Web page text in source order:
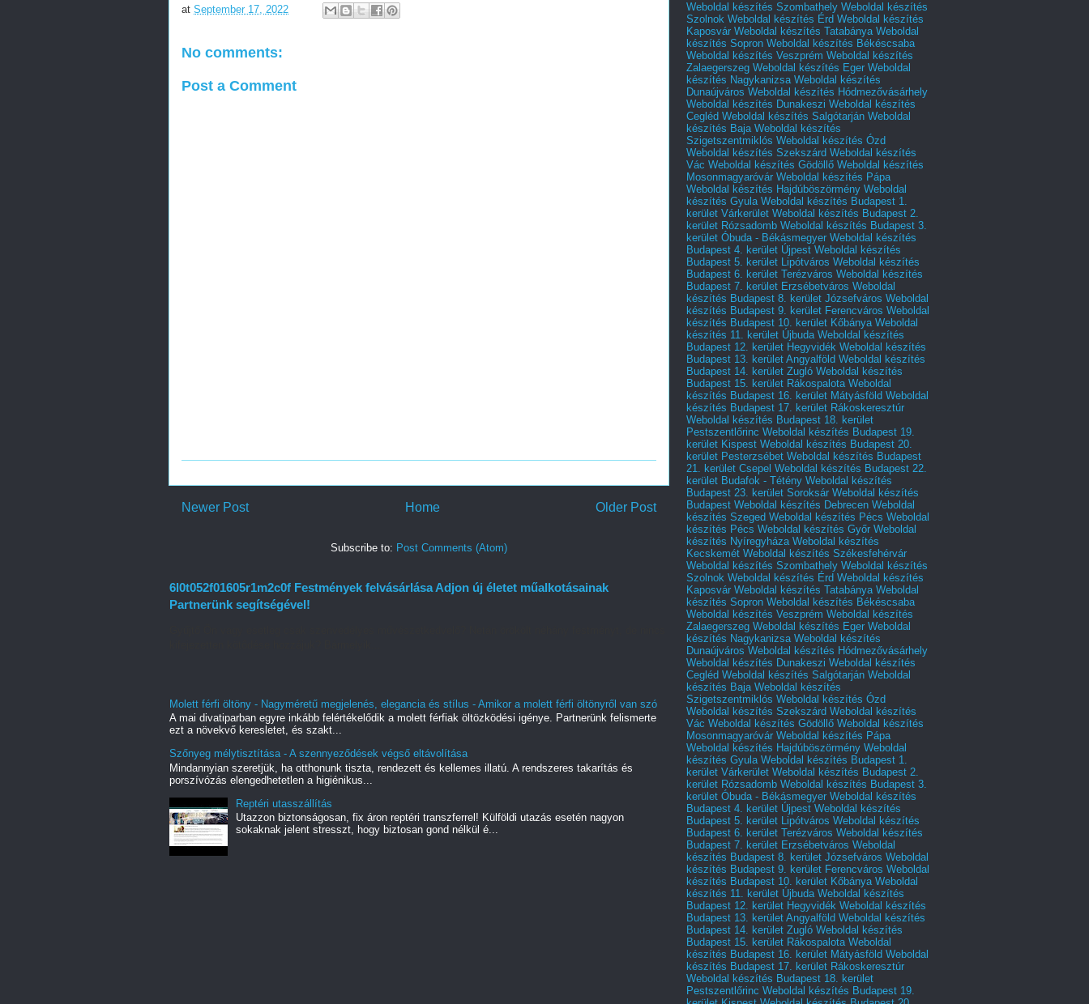
at September 17, 2022
No comments:
Post a Comment
Newer Post Older Post
Home
Subscribe to: Post Comments (Atom)
6l0t052f01605r1m2c0f Festmények felvásárlása Adjon új életet műalkotásainak
Partnerünk segítségével!
Molett férfi öltöny - Nagyméretű megjelenés, elegancia és stílus - Amikor a molett férfi öltönyről van szó
A mai divatiparban egyre inkább felértékelődik a molett férfiak öltözködési igénye. Partnerünk felismerte
ezt a növekvő keresletet, és szakt...
Szőnyeg mélytisztítása - A szennyeződések végső eltávolítása
Mindannyian szeretjük, ha otthonunk tiszta, rendezett és kellemes illatú. A rendszeres takarítás és
porszívózás elengedhetetlen a higiénikus...
Reptéri utasszállítás
Utazzon biztonságosan, fix áron reptéri transzferrel! Külföldi utazás esetén nagyon
sokaknak jelent stresszt, hogy biztosan gond nélkül é...
Weboldal készítés Szombathely Weboldal készítés
Szolnok Weboldal készítés Érd Weboldal készítés
Kaposvár Weboldal készítés Tatabánya Weboldal
készítés Sopron Weboldal készítés Békéscsaba
Weboldal készítés Veszprém Weboldal készítés
Zalaegerszeg Weboldal készítés Eger Weboldal
készítés Nagykanizsa Weboldal készítés
Dunaújváros Weboldal készítés Hódmezővásárhely
Weboldal készítés Dunakeszi Weboldal készítés
Cegléd Weboldal készítés Salgótarján Weboldal
készítés Baja Weboldal készítés
Szigetszentmiklós Weboldal készítés Ózd
Weboldal készítés Szekszárd Weboldal készítés
Vác Weboldal készítés Gödöllő Weboldal készítés
Mosonmagyaróvár Weboldal készítés Pápa
Weboldal készítés Hajdúböszörmény Weboldal
készítés Gyula Weboldal készítés Budapest 1.
kerület Várkerület Weboldal készítés Budapest 2.
kerület Rózsadomb Weboldal készítés Budapest 3.
kerület Óbuda - Békásmegyer Weboldal készítés
Budapest 4. kerület Újpest Weboldal készítés
Budapest 5. kerület Lipótváros Weboldal készítés
Budapest 6. kerület Terézváros Weboldal készítés
Budapest 7. kerület Erzsébetváros Weboldal
készítés Budapest 8. kerület Józsefváros Weboldal
készítés Budapest 9. kerület Ferencváros Weboldal
készítés Budapest 10. kerület Kőbánya Weboldal
készítés 11. kerület Újbuda Weboldal készítés
Budapest 12. kerület Hegyvidék Weboldal készítés
Budapest 13. kerület Angyalföld Weboldal készítés
Budapest 14. kerület Zugló Weboldal készítés
Budapest 15. kerület Rákospalota Weboldal
készítés Budapest 16. kerület Mátyásföld Weboldal
készítés Budapest 17. kerület Rákoskeresztúr
Weboldal készítés Budapest 18. kerület
Pestszentlőrinc Weboldal készítés Budapest 19.
kerület Kispest Weboldal készítés Budapest 20.
kerület Pesterzsébet Weboldal készítés Budapest
21. kerület Csepel Weboldal készítés Budapest 22.
kerület Budafok - Tétény Weboldal készítés
Budapest 23. kerület Soroksár Weboldal készítés
Budapest Weboldal készítés Debrecen Weboldal
készítés Szeged Weboldal készítés Pécs Weboldal
készítés Pécs Weboldal készítés Győr Weboldal
készítés Nyíregyháza Weboldal készítés
Kecskemét Weboldal készítés Székesfehérvár
Weboldal készítés Szombathely Weboldal készítés
Szolnok Weboldal készítés Érd Weboldal készítés
Kaposvár Weboldal készítés Tatabánya Weboldal
készítés Sopron Weboldal készítés Békéscsaba
Weboldal készítés Veszprém Weboldal készítés
Zalaegerszeg Weboldal készítés Eger Weboldal
készítés Nagykanizsa Weboldal készítés
Dunaújváros Weboldal készítés Hódmezővásárhely
Weboldal készítés Dunakeszi Weboldal készítés
Cegléd Weboldal készítés Salgótarján Weboldal
készítés Baja Weboldal készítés
Szigetszentmiklós Weboldal készítés Ózd
Weboldal készítés Szekszárd Weboldal készítés
Vác Weboldal készítés Gödöllő Weboldal készítés
Mosonmagyaróvár Weboldal készítés Pápa
Weboldal készítés Hajdúböszörmény Weboldal
készítés Gyula Weboldal készítés Budapest 1.
kerület Várkerület Weboldal készítés Budapest 2.
kerület Rózsadomb Weboldal készítés Budapest 3.
kerület Óbuda - Békásmegyer Weboldal készítés
Budapest 4. kerület Újpest Weboldal készítés
Budapest 5. kerület Lipótváros Weboldal készítés
Budapest 6. kerület Terézváros Weboldal készítés
Budapest 7. kerület Erzsébetváros Weboldal
készítés Budapest 8. kerület Józsefváros Weboldal
készítés Budapest 9. kerület Ferencváros Weboldal
készítés Budapest 10. kerület Kőbánya Weboldal
készítés 11. kerület Újbuda Weboldal készítés
Budapest 12. kerület Hegyvidék Weboldal készítés
Budapest 13. kerület Angyalföld Weboldal készítés
Budapest 14. kerület Zugló Weboldal készítés
Budapest 15. kerület Rákospalota Weboldal
készítés Budapest 16. kerület Mátyásföld Weboldal
készítés Budapest 17. kerület Rákoskeresztúr
Weboldal készítés Budapest 18. kerület
Pestszentlőrinc Weboldal készítés Budapest 19.